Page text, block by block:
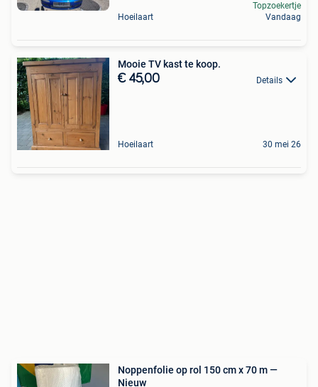
Hoeilaart
Topzoekertje
Vandaag
Mooie TV kast te koop.
€ 45,00 Details
Hoeilaart 30 mei 26
Noppenfolie op rol 150 cm x 70 m —
Nieuw